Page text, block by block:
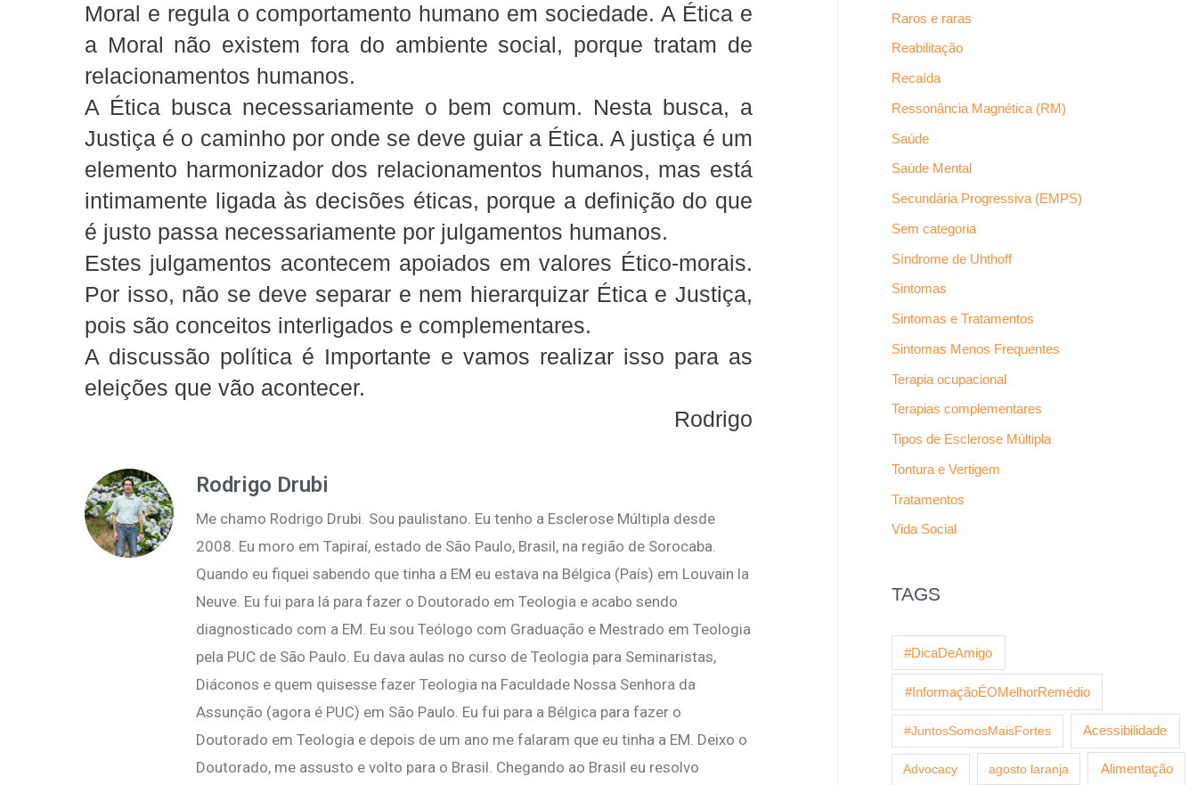
Moral e regula o comportamento humano em sociedade. A Ética e
a Moral não existem fora do ambiente social, porque tratam de
relacionamentos humanos.
A Ética busca necessariamente o bem comum. Nesta busca, a
Justiça é o caminho por onde se deve guiar a Ética. A justiça é um
elemento harmonizador dos relacionamentos humanos, mas está
intimamente ligada às decisões éticas, porque a definição do que
é justo passa necessariamente por julgamentos humanos.
Estes julgamentos acontecem apoiados em valores Ético-morais.
Por isso, não se deve separar e nem hierarquizar Ética e Justiça,
pois são conceitos interligados e complementares.
A discussão política é Importante e vamos realizar isso para as
eleições que vão acontecer.
Rodrigo
Rodrigo Drubi
Me chamo Rodrigo Drubi. Sou paulistano. Eu tenho a Esclerose Múltipla desde
2008. Eu moro em Tapiraí, estado de São Paulo, Brasil, na região de Sorocaba.
Quando eu fiquei sabendo que tinha a EM eu estava na Bélgica (País) em Louvain la
Neuve. Eu fui para lá para fazer o Doutorado em Teologia e acabo sendo
diagnosticado com a EM. Eu sou Teólogo com Graduação e Mestrado em Teologia
pela PUC de São Paulo. Eu dava aulas no curso de Teologia para Seminaristas,
Diáconos e quem quisesse fazer Teologia na Faculdade Nossa Senhora da
Assunção (agora é PUC) em São Paulo. Eu fui para a Bélgica para fazer o
Doutorado em Teologia e depois de um ano me falaram que eu tinha a EM. Deixo o
Doutorado, me assusto e volto para o Brasil. Chegando ao Brasil eu resolvo
Raros e raras
Reabilitação
Recaída
Ressonância Magnética (RM)
Saúde
Saúde Mental
Secundária Progressiva (EMPS)
Sem categoria
Síndrome de Uhthoff
Sintomas
Sintomas e Tratamentos
Sintomas Menos Frequentes
Terapia ocupacional
Terapias complementares
Tipos de Esclerose Múltipla
Tontura e Vertigem
Tratamentos
Vida Social
TAGS
#DicaDeAmigo
#InformaçãoÉOMelhorRemédio
#JuntosSomosMaisFortes Acessibilidade
Advocacy agosto laranja Alimentação